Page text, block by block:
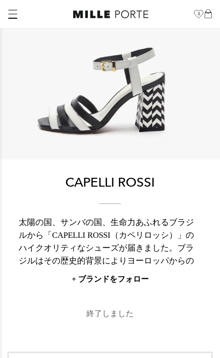
0
CAPELLI ROSSI
太陽の国、サンバの国、生命力あふれるブラジ
ルから「CAPELLI ROSSI（カペリロッシ）」の
ハイクオリティなシューズが届きました。ブラ
ジルはその歴史的背景によりヨーロッパからの
移民が多く、優秀な職人も高い技術とともに移
ってきた国。革大国であるイタリアやスペイン
付いています。その中で40年以上、熟練した職
ヨーロッパブランドに引けを取らない仕上がり
+ ブランドをフォロー
終了しました